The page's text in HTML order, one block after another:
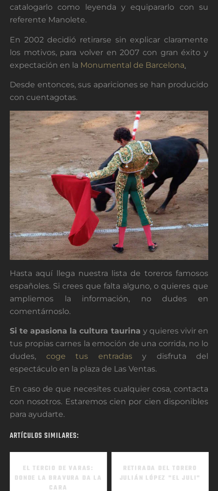
catalogarlo como leyenda y equipararlo con su
referente Manolete.
En 2002 decidió retirarse sin explicar claramente
los motivos, para volver en 2007 con gran éxito y
expectación en la Monumental de Barcelona.
Desde entonces, sus apariciones se han producido
con cuentagotas.
Hasta aquí llega nuestra lista de toreros famosos
españoles. Si crees que falta alguno, o quieres que
ampliemos la información, no dudes en
comentárnoslo.
Si te apasiona la cultura taurina y quieres vivir en
tus propias carnes la emoción de una corrida, no lo
dudes, coge tus entradas y disfruta del
espectáculo en la plaza de Las Ventas.
En caso de que necesites cualquier cosa, contacta
con nosotros. Estaremos cien por cien disponibles
para ayudarte.
ARTÍCULOS SIMILARES:
EL TERCIO DE VARAS:
DONDE LA BRAVURA DA LA
CARA
RETIRADA DEL TORERO
JULIÁN LÓPEZ "EL JULI"